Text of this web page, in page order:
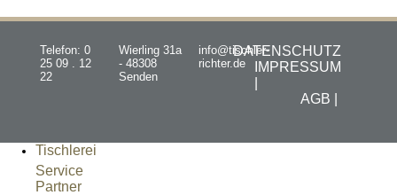
Telefon: 0
25 09 . 12
22
Wierling 31a
- 48308
Senden
info@tischler-
richter.de
DATENSCHUTZ
IMPRESSUM
AGB |
Tischlerei
Service
Partner